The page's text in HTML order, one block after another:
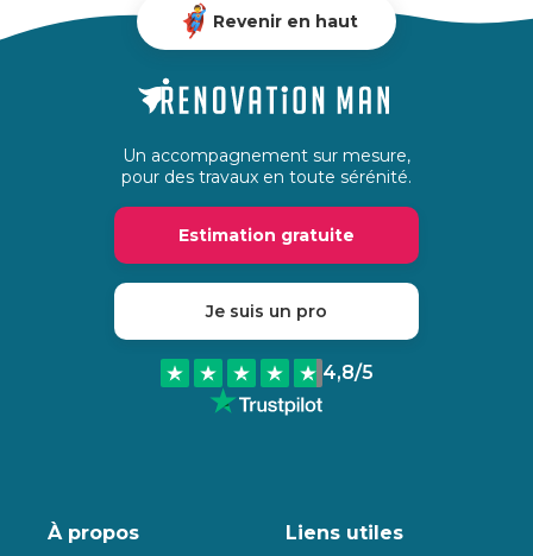
Revenir en haut
Un accompagnement sur mesure,
pour des travaux en toute sérénité.
Estimation gratuite
Je suis un pro
4,8/5
À propos Liens utiles